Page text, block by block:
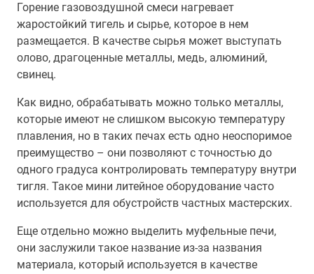
Горение газовоздушной смеси нагревает
жаростойкий тигель и сырье, которое в нем
размещается. В качестве сырья может выступать
олово, драгоценные металлы, медь, алюминий,
свинец.
Как видно, обрабатывать можно только металлы,
которые имеют не слишком высокую температуру
плавления, но в таких печах есть одно неоспоримое
преимущество – они позволяют с точностью до
одного градуса контролировать температуру внутри
тигля. Такое мини литейное оборудование часто
используется для обустройств частных мастерских.
Еще отдельно можно выделить муфельные печи,
они заслужили такое название из-за названия
материала, который используется в качестве